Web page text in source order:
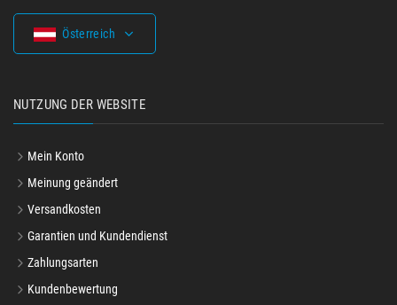
Österreich
NUTZUNG DER WEBSITE
Mein Konto
Meinung geändert
Versandkosten
Garantien und Kundendienst
Zahlungsarten
Kundenbewertung